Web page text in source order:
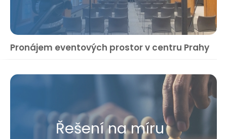
Pronájem eventových prostor v centru Prahy
Řešení na míru